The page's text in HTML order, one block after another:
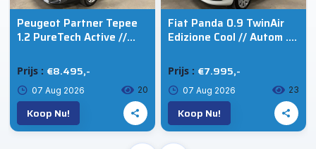
Peugeot Partner Tepee
1.2 PureTech Active //
Prijs : €8.495,-
07 Aug 2026 20
Koop Nu!
Fiat Panda 0.9 TwinAir
Edizione Cool // Autom .
Prijs : €7.995,-
07 Aug 2026 23
Koop Nu!